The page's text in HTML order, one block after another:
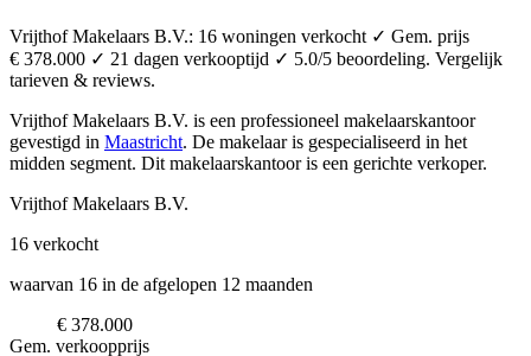
Vrijthof Makelaars B.V.: 16 woningen verkocht ✓ Gem. prijs
€ 378.000 ✓ 21 dagen verkooptijd ✓ 5.0/5 beoordeling. Vergelijk
tarieven & reviews.
Vrijthof Makelaars B.V. is een professioneel makelaarskantoor
gevestigd in Maastricht. De makelaar is gespecialiseerd in het
midden segment. Dit makelaarskantoor is een gerichte verkoper.
Vrijthof Makelaars B.V.
16 verkocht
waarvan 16 in de afgelopen 12 maanden
€ 378.000
Gem. verkoopprijs